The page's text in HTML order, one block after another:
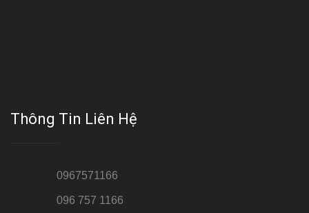
Thông Tin Liên Hệ
0967571166
096 757 1166